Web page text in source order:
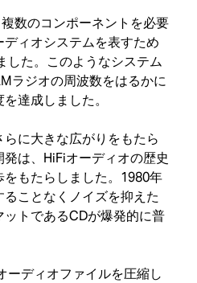
数のコンポーネントを必要
ィオシステムを表すため
した。このようなシステム
ラジオの周波数をはるかに
達成しました。
に大きな広がりをもたら
は、HiFiオーディオの歴史
もたらしました。1980年
ことなくノイズを抑えた
トであるCDが爆発的に普
ーディオファイルを圧縮し